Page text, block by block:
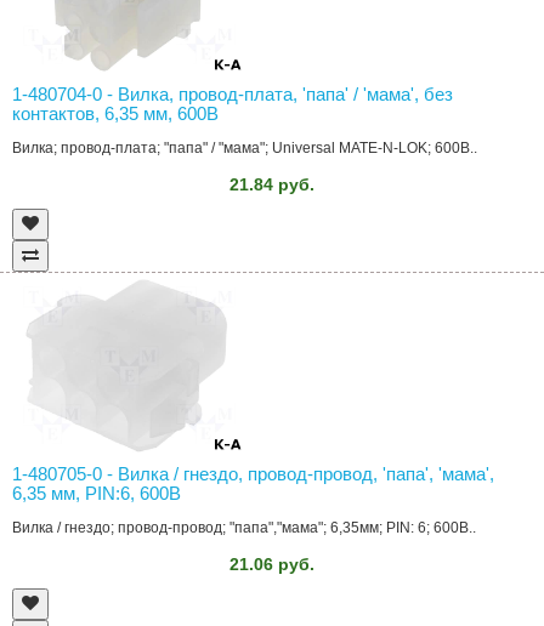
1-480704-0 - Вилка, провод-плата, 'папа' / 'мама', без
контактов, 6,35 мм, 600В
Вилка; провод-плата; "папа" / "мама"; Universal MATE-N-LOK; 600В..
21.84 руб.
1-480705-0 - Вилка / гнездо, провод-провод, 'папа', 'мама',
6,35 мм, PIN:6, 600В
Вилка / гнездо; провод-провод; "папа","мама"; 6,35мм; PIN: 6; 600В..
21.06 руб.